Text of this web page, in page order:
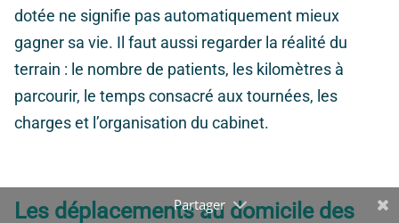
dotée ne signifie pas automatiquement mieux
gagner sa vie. Il faut aussi regarder la réalité du
terrain : le nombre de patients, les kilomètres à
parcourir, le temps consacré aux tournées, les
charges et l’organisation du cabinet.
Les déplacements au domicile des